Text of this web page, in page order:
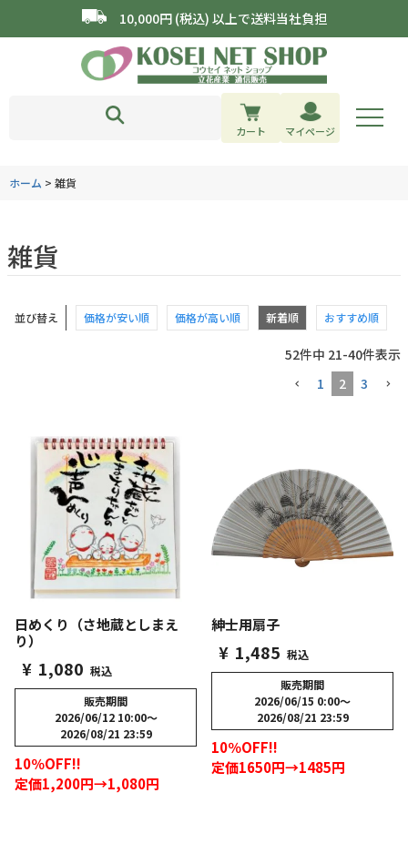
10,000円 (税込) 以上で送料当社負担
カート マイページ
ホーム 雑貨
雑貨
並び替え 価格が安い順 価格が高い順 新着順 おすすめ順
52件中 21-40件表示
1
2 3
日めくり（さ地蔵としまえ
り）
¥ 1,080 税込
販売期間
2026/06/12 10:00〜
2026/08/21 23:59
10％OFF!!
定価1,200円→1,080円
紳士用扇子
¥ 1,485 税込
販売期間
2026/06/15 0:00〜
2026/08/21 23:59
10％OFF!!
定価1650円→1485円